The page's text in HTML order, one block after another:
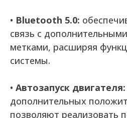
• Bluetooth 5.0:
связь с
метками, расширяя
системы.
• Автозапуск двигателя:
дополнительных
позволяют реализовать